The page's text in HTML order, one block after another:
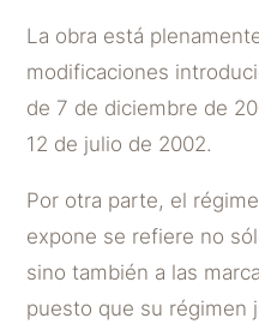
La obra está
modificaciones
de 7 de diciembre de
12 de julio de 2002.
Por otra parte, el
expone se refiere no
sino también a las
puesto que su régimen